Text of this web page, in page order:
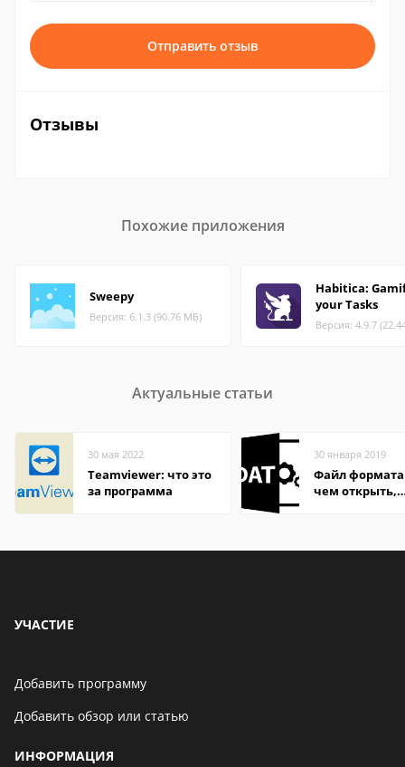
Отправить отзыв
Отзывы
Похожие приложения
Sweepy
Версия: 6.1.3 (90.76 МБ)
Habitica:
your Tasks
Версия: 4.9.7
Актуальные статьи
30 мая 2022
Teamviewer: что это
за программа
30 января 2019
Файл формата
чем открыть,
УЧАСТИЕ
Добавить программу
Добавить обзор или статью
ИНФОРМАЦИЯ